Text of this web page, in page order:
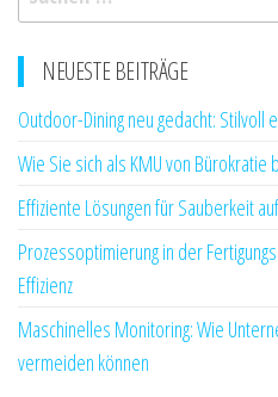
nach:
NEUESTE BEITRÄGE
Outdoor-Dining neu gedacht: Stilvoll
Wie Sie sich als KMU von Bürokratie
Effiziente Lösungen für Sauberkeit
Prozessoptimierung in der
Effizienz
Maschinelles Monitoring: Wie
vermeiden können